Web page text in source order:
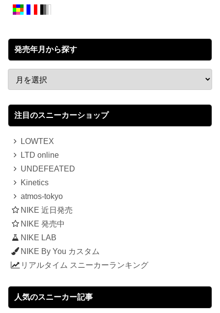
発売年月から探す
注目のスニーカーショップ
LOWTEX
LTD online
UNDEFEATED
Kinetics
atmos-tokyo
NIKE 近日発売
NIKE 発売中
NIKE LAB
NIKE By You カスタム
リアルタイム スニーカーランキング
人気のスニーカー記事